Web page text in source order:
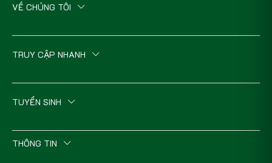
VỀ CHÚNG TÔI
TRUY CẬP NHANH
TUYỂN SINH
THÔNG TIN